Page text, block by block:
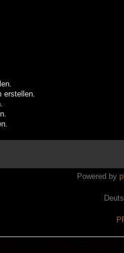
erstellen.
Powered by